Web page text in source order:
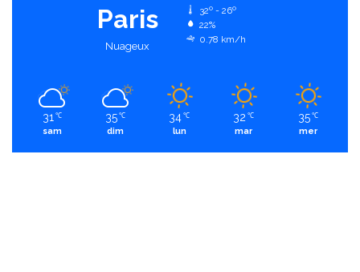
Paris
Nuageux
32º - 26º
22%
0.78 km/h
31 ℃
sam
35 ℃
dim
34 ℃
lun
32 ℃
mar
35 ℃
mer